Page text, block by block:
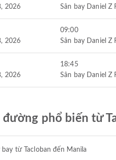
2026
Sân bay Daniel Z
2026
09:00
Sân bay Daniel Z
2026
18:45
Sân bay Daniel Z
đường phổ biến từ
bay từ Tacloban đến Manila